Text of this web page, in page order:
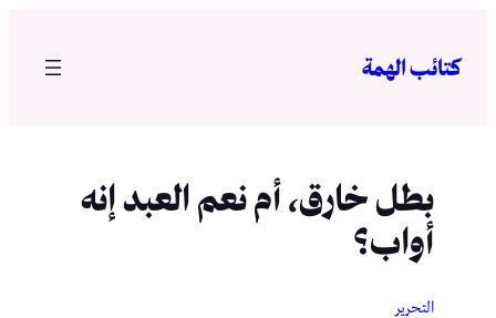
المحتوى
كتائب الهمة
بطل خارق، أم نعم العبد إنه
أواب؟
التحرير